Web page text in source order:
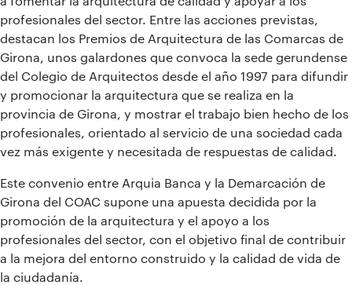
profesionales del sector. Entre las acciones previstas,
destacan los Premios de Arquitectura de las Comarcas de
Girona, unos galardones que convoca la sede gerundense
del Colegio de Arquitectos desde el año 1997 para difundir
y promocionar la arquitectura que se realiza en la
provincia de Girona, y mostrar el trabajo bien hecho de los
profesionales, orientado al servicio de una sociedad cada
vez más exigente y necesitada de respuestas de calidad.
Este convenio entre Arquia Banca y la Demarcación de
Girona del COAC supone una apuesta decidida por la
promoción de la arquitectura y el apoyo a los
profesionales del sector, con el objetivo final de contribuir
a la mejora del entorno construido y la calidad de vida de
la ciudadanía.